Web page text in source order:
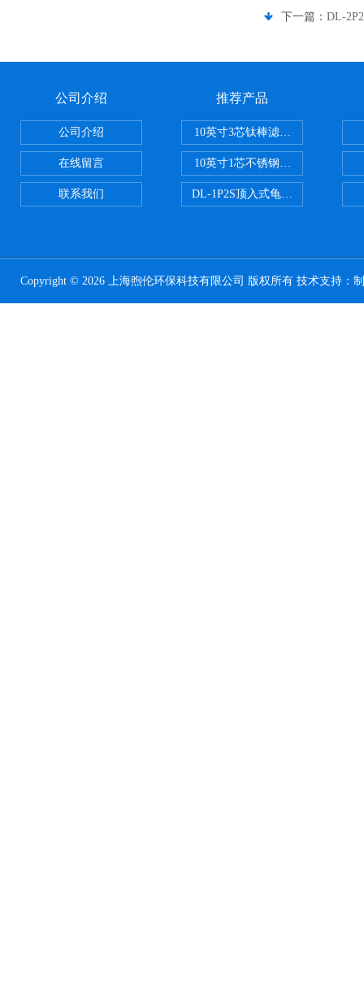
下一篇： DL-
公司介绍
公司介绍
在线留言
联系我们
推荐产品
10英寸3芯钛棒滤芯过滤器
10英寸1芯不锈钢钛棒过滤器
DL-1P2S顶入式龟背过滤器
Copyright © 2026 上海煦伦环保科技有限公司 版权所有 技术支持：